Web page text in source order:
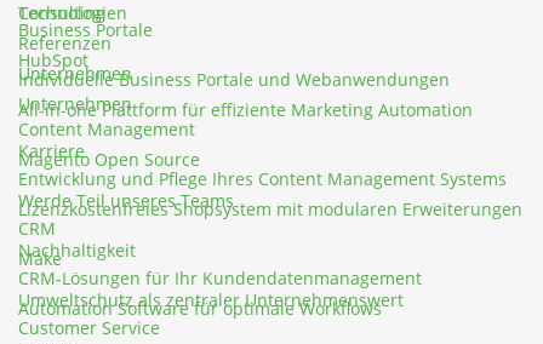
Business Portale
Individuelle Business Portale und Webanwendungen
Content Management
Entwicklung und Pflege Ihres Content Management Systems
CRM
CRM-Lösungen für Ihr Kundendatenmanagement
Customer Service
Technologien
HubSpot
All-in-one Plattform für effiziente Marketing Automation
Magento Open Source
Lizenzkostenfreies Shopsystem mit modularen Erweiterungen
Make
Automation Software für optimale Workflows
Consulting
Referenzen
Unternehmen
Unternehmen
Karriere
Werde Teil unseres Teams
Nachhaltigkeit
Umweltschutz als zentraler Unternehmenswert